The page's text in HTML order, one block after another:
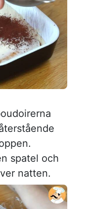
spatel och
natten.